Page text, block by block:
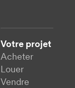
Votre projet
Acheter
Louer
Vendre